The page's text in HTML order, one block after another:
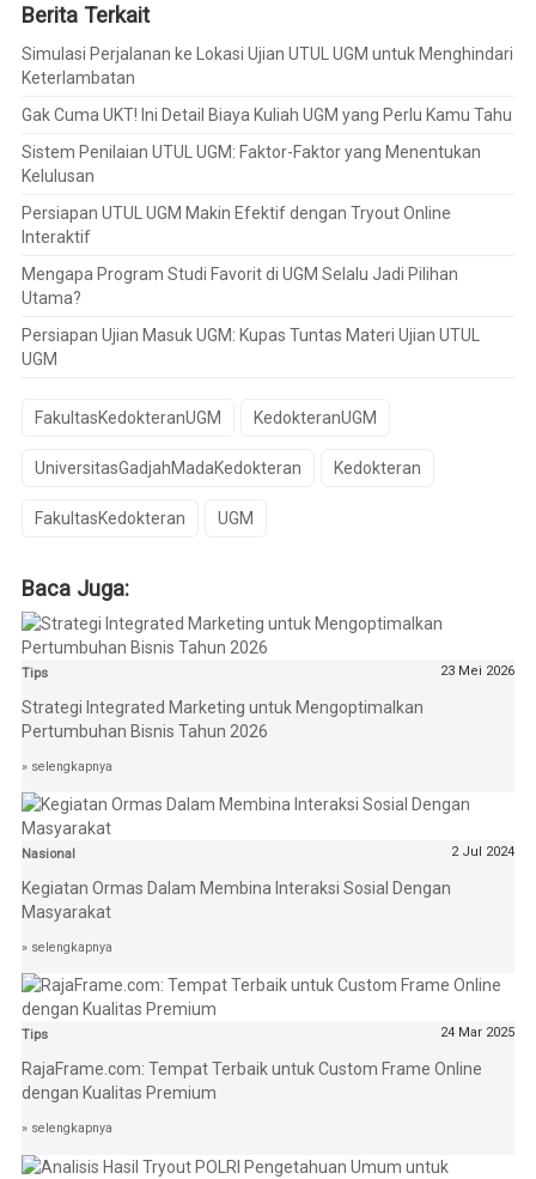
Berita Terkait
Simulasi Perjalanan ke Lokasi Ujian UTUL UGM untuk Menghindari
Keterlambatan
Gak Cuma UKT! Ini Detail Biaya Kuliah UGM yang Perlu Kamu Tahu
Sistem Penilaian UTUL UGM: Faktor-Faktor yang Menentukan
Kelulusan
Persiapan UTUL UGM Makin Efektif dengan Tryout Online
Interaktif
Mengapa Program Studi Favorit di UGM Selalu Jadi Pilihan
Utama?
Persiapan Ujian Masuk UGM: Kupas Tuntas Materi Ujian UTUL
UGM
FakultasKedokteranUGM KedokteranUGM
UniversitasGadjahMadaKedokteran Kedokteran
FakultasKedokteran UGM
Baca Juga:
Tips 23 Mei 2026
Strategi Integrated Marketing untuk Mengoptimalkan
Pertumbuhan Bisnis Tahun 2026
» selengkapnya
Nasional 2 Jul 2024
Kegiatan Ormas Dalam Membina Interaksi Sosial Dengan
Masyarakat
» selengkapnya
Tips 24 Mar 2025
RajaFrame.com: Tempat Terbaik untuk Custom Frame Online
dengan Kualitas Premium
» selengkapnya